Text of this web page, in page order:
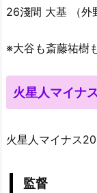
26淺間 大基 （外
※大谷も斎藤祐樹
火星人マイナ
火星人マイナス
監督